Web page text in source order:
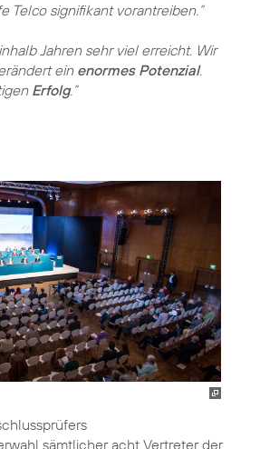
Telco signifikant vorantreiben.“
Jahren sehr viel erreicht. Wir
ein enormes Potenzial.
Erfolg.“
sämtlicher acht Vertreter der